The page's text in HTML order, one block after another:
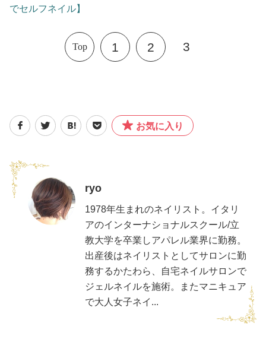
でセルフネイル】
Top 1 2 3
お気に入り
ryo
1978年生まれのネイリスト。イタリ
アのインターナショナルスクール/立
教大学を卒業しアパレル業界に勤務。
出産後はネイリストとしてサロンに勤
務するかたわら、自宅ネイルサロンで
ジェルネイルを施術。またマニキュア
で大人女子ネイ...